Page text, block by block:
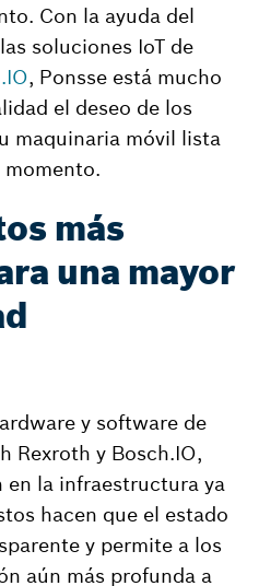
Con la ayuda del
soluciones IoT de
, Ponsse está mucho
el deseo de los
maquinaria móvil lista
más
una mayor
y software de
Rexroth y Bosch.IO,
en la infraestructura ya
hacen que el estado
y permite a los
aún más profunda a